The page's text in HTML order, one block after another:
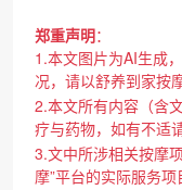
郑重声明：
1.本文图片为AI生成
况，请以舒养到家按
2.本文所有内容（含
疗与药物，如有不适
3.文中所涉相关按摩
摩”平台的实际服务